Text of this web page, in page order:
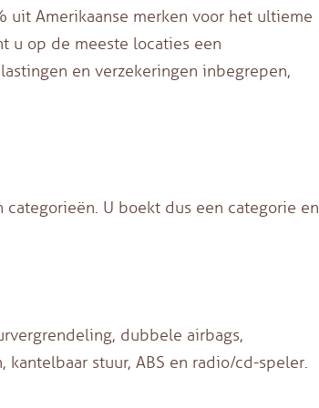
uit Amerikaanse merken voor het ultieme
u op de meeste locaties een
en verzekeringen inbegrepen,
U boekt dus een categorie en
dubbele airbags,
stuur, ABS en radio/cd-speler.